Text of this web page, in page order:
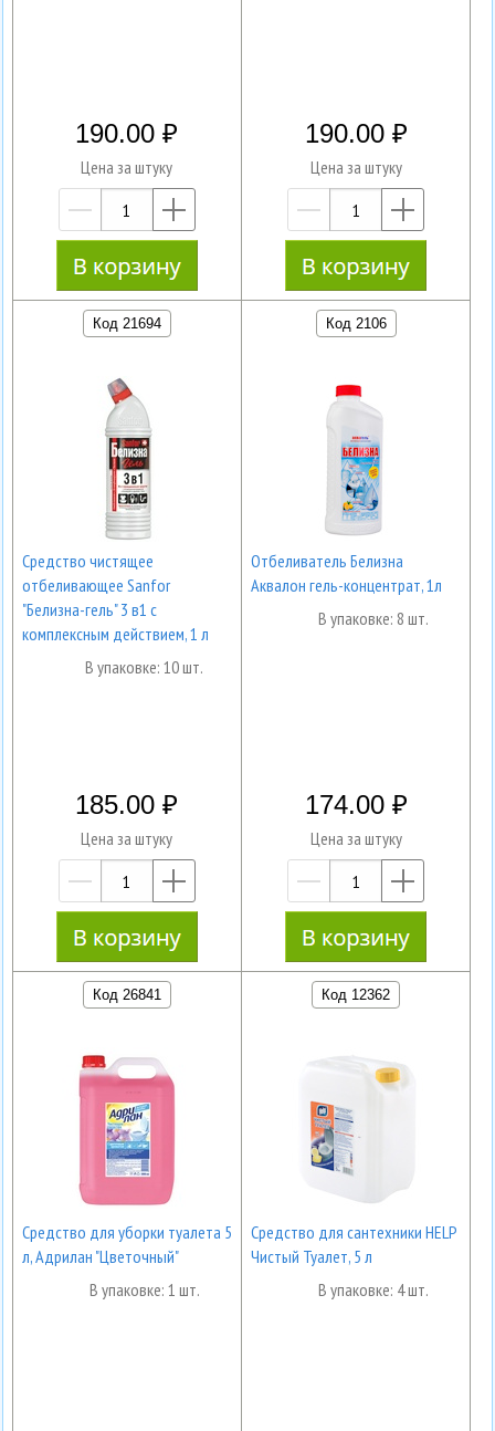
190.00
Цена за штуку
—
190.00
Цена за штуку
—
Код 21694
Средство чистящее
отбеливающее Sanfor
"Белизна-гель" 3 в1 с
комплексным действием, 1 л
В упаковке: 10 шт.
185.00
Цена за штуку
—
Код 2106
Отбеливатель Белизна
Аквалон гель-концентрат, 1л
В упаковке: 8 шт.
174.00
Цена за штуку
—
Код 26841
Средство для уборки туалета 5
л, Адрилан "Цветочный"
В упаковке: 1 шт.
Код 12362
Средство для сантехники HELP
Чистый Туалет, 5 л
В упаковке: 4 шт.